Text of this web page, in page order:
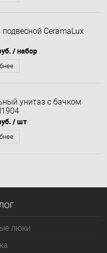
подвесной CeramaLux
/ набор
унитаз с бачком
/ шт
люки